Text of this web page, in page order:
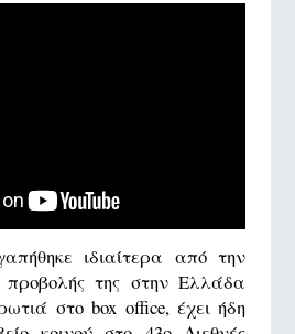
ιδιαίτερα από την
της στην Ελλάδα
στο box office, έχει ήδη